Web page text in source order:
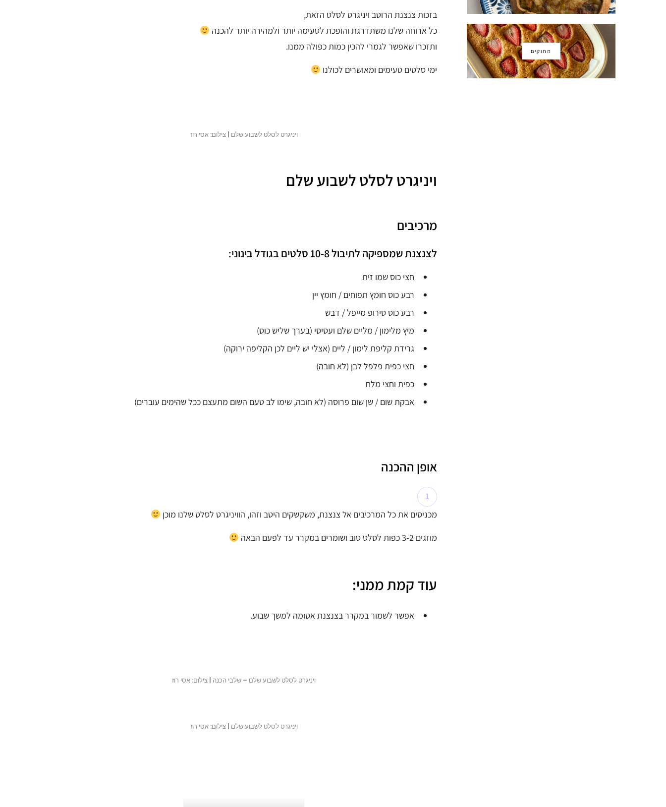
בזכות צנצנת הרוטב ויניגרט לסלט הזאת,
כל ארוחה שלנו משתדרגת והופכת לטעימה יותר ולמהירה יותר להכנה
ותזכרו שאפשר לגמרי להכין כמות כפולה ממנו.
ימי סלטים טעימים ומאושרים לכולנו
ויניגרט לסלט לשבוע שלם | צילום: אסי רוז
ויניגרט לסלט לשבוע שלם
מרכיבים
לצנצנת שמספיקה לתיבול 10-8 סלטים בגודל בינוני:
חצי כוס שמו זית
רבע כוס חומץ תפוחים / חומץ יין
רבע כוס סירופ מייפל / דבש
מיץ מלימון / מליים שלם ועסיסי (בערך שליש כוס)
גרידת קליפת לימון / ליים (אצלי יש ליים לכן הקליפה ירוקה)
חצי כפית פלפל לבן (לא חובה)
כפית וחצי מלח
אבקת שום / שן שום פרוסה (לא חובה, שימו לב טעם השום מתעצם ככל שהימים עוברים)
אופן ההכנה
מכניסים את כל המרכיבים אל צנצנת, משקשקים היטב וזהו, הוויניגרט לסלט שלנו מוכן
מוזגים 3-2 כפות לסלט טוב ושומרים במקרר עד לפעם הבאה
עוד קמת ממני:
אפשר לשמור במקרר בצנצנת אטומה למשך שבוע.
ויניגרט לסלט לשבוע שלם – שלבי הכנה | צילום: אסי רוז
ויניגרט לסלט לשבוע שלם | צילום: אסי רוז
מתוקים